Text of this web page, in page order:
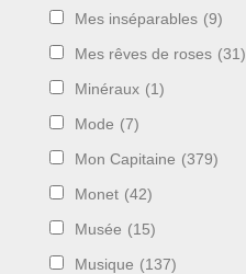
Mes inséparables (9)
Mes rêves de roses (31)
Minéraux (1)
Mode (7)
Mon Capitaine (379)
Monet (42)
Musée (15)
Musique (137)